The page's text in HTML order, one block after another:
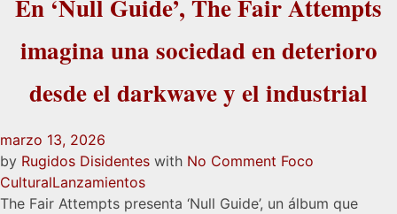
En ‘Null Guide’, The Fair Attempts
imagina una sociedad en deterioro
desde el darkwave y el industrial
marzo 13, 2026
by Rugidos Disidentes with No Comment Foco
CulturalLanzamientos
The Fair Attempts presenta ‘Null Guide’, un álbum que